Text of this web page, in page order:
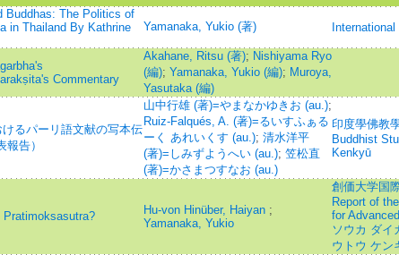
Buddhas: The Politics of
in Thailand By Kathrine
Yamanaka, Yukio (著)
Commentary
Akahane, Ritsu (著); Nishiyama Ryo
(編); Yamanaka, Yukio (編); Muroya,
Yasutaka (編)
るパーリ語文献の写本伝
告）
山中行雄 (著)=やまなかゆきお (au.);
Ruiz-Falqués, A. (著)=るいすふぁる
ーく あれいくす (au.); 清水洋平
(著)=しみずようへい (au.); 笠松直
(著)=かさまつすなお (au.)
印度學佛教
Buddhist
Kenkyū
Hu-von Hinüber, Haiyan ;
Yamanaka, Yukio
創価大学国
Report of
for
ソウカ ダイ
ウトウ ケン